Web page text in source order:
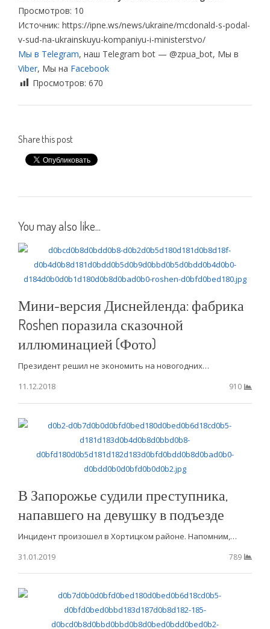
Просмотров: 10
Источник: https://ipne.ws/news/ukraine/mcdonald-s-podal-
v-sud-na-ukrainskuyu-kompaniyu-i-ministerstvo/
Мы в Telegram, наш Telegram bot — @zpua_bot, Мы в
Viber, Мы на Facebook
Просмотров: 670
Share this post
You may also like...
Мини-версия Диснейленда: фабрика
Roshen поразила сказочной
иллюминацией (Фото)
Президент решил не экономить на новогодних…
11.12.2018
910
В Запорожье судили преступника,
напавшего на девушку в подъезде
Инцидент произошел в Хортицком районе. Напомним,…
31.01.2019
789